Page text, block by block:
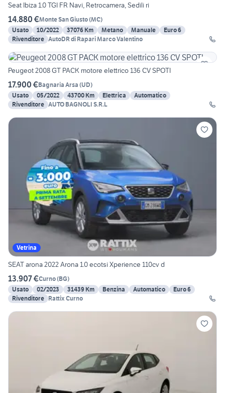
Seat Ibiza 1.0 TGI FR Navi, Retrocamera, Sedili ri
14.880 €Monte San Giusto(MC)
Usato
10/2022 37076 Km Metano Manuale
Euro 6
Rivenditore AutoDR di Rapari Marco Valentino
Peugeot 2008 GT PACK motore elettrico 136 CV SPOTI
17.900 €Bagnaria Arsa (UD)
Usato
05/2022 43700 Km Elettrica
Automatico
Rivenditore AUTO BAGNOLI S.R.L
Vetrina
SEAT arona 2022 Arona 1.0 ecotsi Xperience 110cv d
13.907 €Curno(BG)
Usato
02/2023 31439 Km Benzina Automatico
Euro 6
Rivenditore Rattix Curno